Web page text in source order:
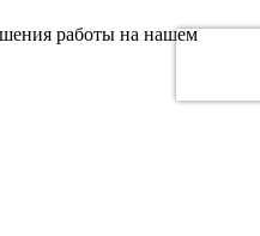
работы на нашем